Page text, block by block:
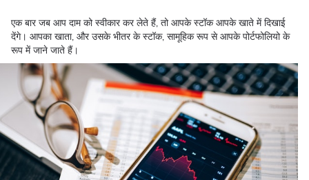
एक बार जब आप दाम को स्वीकार कर लेते हैं, तो आपके स्टॉक आपके खाते में दिखाई
देंगे। आपका खाता, और उसके भीतर के स्टॉक, सामूहिक रूप से आपके पोर्टफोलियो के
रूप में जाने जाते हैं।